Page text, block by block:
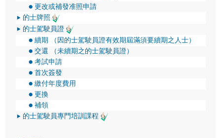
更改或補發准照申請
的士牌照
的士駕駛員證
續期 （因的士駕駛員證有效期屆滿須要續期之人士）
交還 （未續期之的士駕駛員證）
考試申請
首次簽發
繳付年度費用
更換
補領
的士駕駛員專門培訓課程